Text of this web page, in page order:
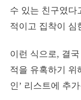
수 있는 친구였다
적이고 집착이 심
이런 식으로, 결
적을 유혹하기 위
인’ 리스트에 추